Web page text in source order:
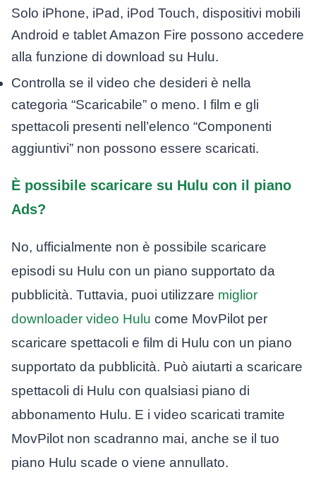
Solo iPhone, iPad, iPod Touch, dispositivi mobili
Android e tablet Amazon Fire possono accedere
alla funzione di download su Hulu.
Controlla se il video che desideri è nella
categoria “Scaricabile” o meno. I film e gli
spettacoli presenti nell’elenco “Componenti
aggiuntivi” non possono essere scaricati.
È possibile scaricare su Hulu con il piano
Ads?
No, ufficialmente non è possibile scaricare
episodi su Hulu con un piano supportato da
pubblicità. Tuttavia, puoi utilizzare miglior
downloader video Hulu come MovPilot per
scaricare spettacoli e film di Hulu con un piano
supportato da pubblicità. Può aiutarti a scaricare
spettacoli di Hulu con qualsiasi piano di
abbonamento Hulu. E i video scaricati tramite
MovPilot non scadranno mai, anche se il tuo
piano Hulu scade o viene annullato.